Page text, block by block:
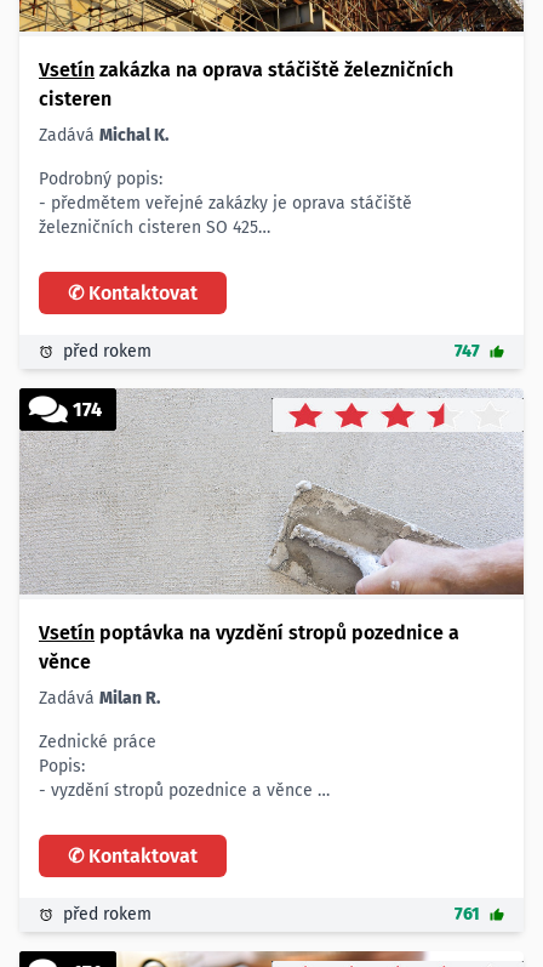
Vsetín zakázka na oprava stáčiště železničních
cisteren
Zadává Michal K.
Podrobný popis:
- předmětem veřejné zakázky je oprava stáčiště
železničních cisteren SO 425
- betonářské a železobetonářské práce
- zednické práce
Lokalita:
- okres Vsetín
✆ Kontaktovat
před rokem 747
174
Vsetín poptávka na vyzdění stropů pozednice a
věnce
Zadává Milan R.
Zednické práce
Popis:
- vyzdění stropů pozednice a věnce
věnců a štítů
- jedná se o rekonstrukci RD
- viz příloha
Lokalita:
- Police u Valašského Meziříčí
✆ Kontaktovat
před rokem 761